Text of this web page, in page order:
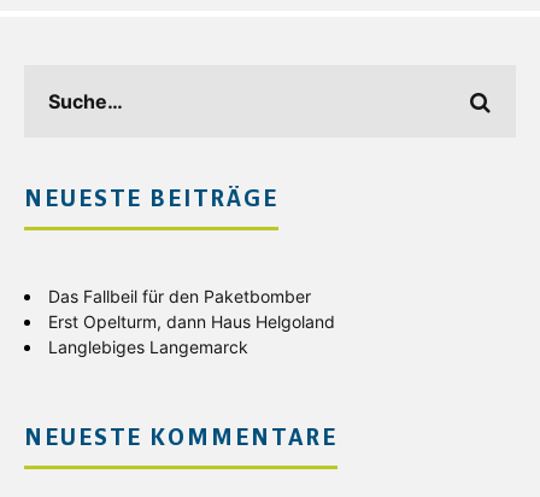
NEUESTE BEITRÄGE
Das Fallbeil für den Paketbomber
Erst Opelturm, dann Haus Helgoland
Langlebiges Langemarck
NEUESTE KOMMENTARE